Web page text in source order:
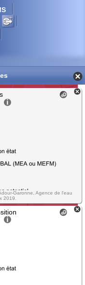
Garonne, Agence de l'eau
2019.